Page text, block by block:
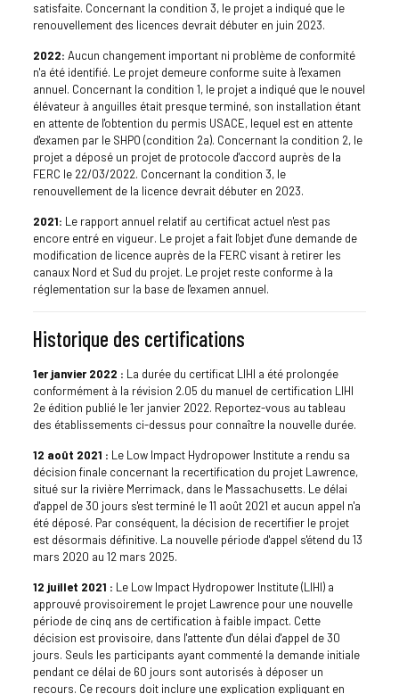
satisfaite. Concernant la condition 3, le projet a indiqué que le
renouvellement des licences devrait débuter en juin 2023.
2022: Aucun changement important ni problème de conformité
n'a été identifié. Le projet demeure conforme suite à l'examen
annuel. Concernant la condition 1, le projet a indiqué que le nouvel
élévateur à anguilles était presque terminé, son installation étant
en attente de l'obtention du permis USACE, lequel est en attente
d'examen par le SHPO (condition 2a). Concernant la condition 2, le
projet a déposé un projet de protocole d'accord auprès de la
FERC le 22/03/2022. Concernant la condition 3, le
renouvellement de la licence devrait débuter en 2023.
2021: Le rapport annuel relatif au certificat actuel n'est pas
encore entré en vigueur. Le projet a fait l'objet d'une demande de
modification de licence auprès de la FERC visant à retirer les
canaux Nord et Sud du projet. Le projet reste conforme à la
réglementation sur la base de l'examen annuel.
Historique des certifications
1er janvier 2022 : La durée du certificat LIHI a été prolongée
conformément à la révision 2.05 du manuel de certification LIHI
2e édition publié le 1er janvier 2022. Reportez-vous au tableau
des établissements ci-dessus pour connaître la nouvelle durée.
12 août 2021 : Le Low Impact Hydropower Institute a rendu sa
décision finale concernant la recertification du projet Lawrence,
situé sur la rivière Merrimack, dans le Massachusetts. Le délai
d'appel de 30 jours s'est terminé le 11 août 2021 et aucun appel n'a
été déposé. Par conséquent, la décision de recertifier le projet
est désormais définitive. La nouvelle période d'appel s'étend du 13
mars 2020 au 12 mars 2025.
12 juillet 2021 : Le Low Impact Hydropower Institute (LIHI) a
approuvé provisoirement le projet Lawrence pour une nouvelle
période de cinq ans de certification à faible impact. Cette
décision est provisoire, dans l'attente d'un délai d'appel de 30
jours. Seuls les participants ayant commenté la demande initiale
pendant ce délai de 60 jours sont autorisés à déposer un
recours. Ce recours doit inclure une explication expliquant en